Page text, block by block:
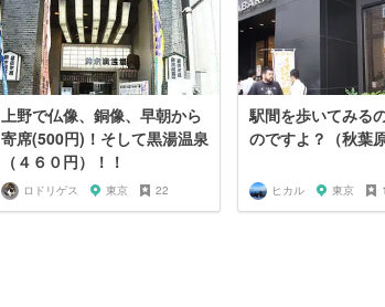
上野で仏像、銅像、早朝から
寄席(500円)！そして黒湯温泉
（４６０円）！！
ロドリゲス 東京 22
駅間を歩いてみる
のですよ？（秋葉
ヒカル 東京